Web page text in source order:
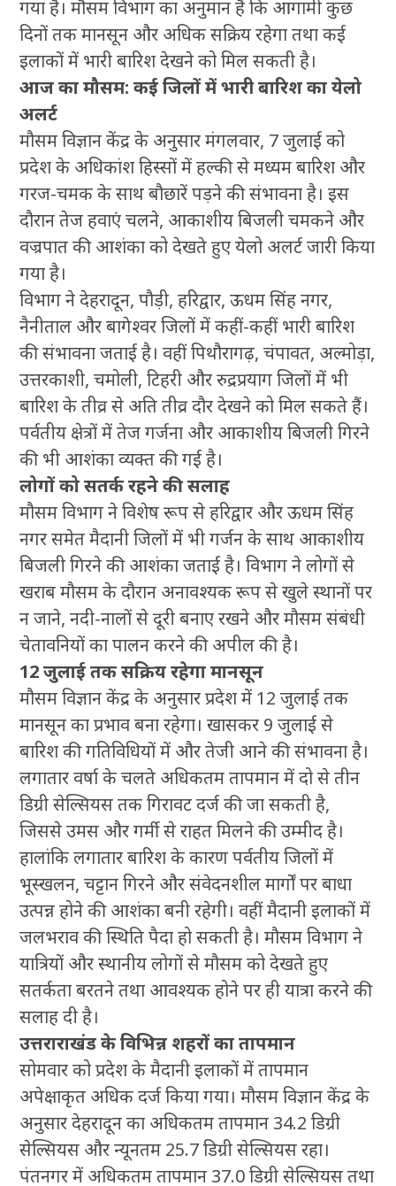
गया है। मौसम विभाग का अनुमान है कि आगामी कुछ
दिनों तक मानसून और अधिक सक्रिय रहेगा तथा कई
इलाकों में भारी बारिश देखने को मिल सकती है।
आज का मौसम: कई जिलों में भारी बारिश का येलो
अलर्ट
मौसम विज्ञान केंद्र के अनुसार मंगलवार, 7 जुलाई को
प्रदेश के अधिकांश हिस्सों में हल्की से मध्यम बारिश और
गरज-चमक के साथ बौछारें पड़ने की संभावना है। इस
दौरान तेज हवाएं चलने, आकाशीय बिजली चमकने और
वज्रपात की आशंका को देखते हुए येलो अलर्ट जारी किया
गया है।
विभाग ने देहरादून, पौड़ी, हरिद्वार, ऊधम सिंह नगर,
नैनीताल और बागेश्वर जिलों में कहीं-कहीं भारी बारिश
की संभावना जताई है। वहीं पिथौरागढ़, चंपावत, अल्मोड़ा,
उत्तरकाशी, चमोली, टिहरी और रुद्रप्रयाग जिलों में भी
बारिश के तीव्र से अति तीव्र दौर देखने को मिल सकते हैं।
पर्वतीय क्षेत्रों में तेज गर्जना और आकाशीय बिजली गिरने
की भी आशंका व्यक्त की गई है।
लोगों को सतर्क रहने की सलाह
मौसम विभाग ने विशेष रूप से हरिद्वार और ऊधम सिंह
नगर समेत मैदानी जिलों में भी गर्जन के साथ आकाशीय
बिजली गिरने की आशंका जताई है। विभाग ने लोगों से
खराब मौसम के दौरान अनावश्यक रूप से खुले स्थानों पर
न जाने, नदी-नालों से दूरी बनाए रखने और मौसम संबंधी
चेतावनियों का पालन करने की अपील की है।
12 जुलाई तक सक्रिय रहेगा मानसून
मौसम विज्ञान केंद्र के अनुसार प्रदेश में 12 जुलाई तक
मानसून का प्रभाव बना रहेगा। खासकर 9 जुलाई से
बारिश की गतिविधियों में और तेजी आने की संभावना है।
लगातार वर्षा के चलते अधिकतम तापमान में दो से तीन
डिग्री सेल्सियस तक गिरावट दर्ज की जा सकती है,
जिससे उमस और गर्मी से राहत मिलने की उम्मीद है।
हालांकि लगातार बारिश के कारण पर्वतीय जिलों में
भूस्खलन, चट्टान गिरने और संवेदनशील मार्गों पर बाधा
उत्पन्न होने की आशंका बनी रहेगी। वहीं मैदानी इलाकों में
जलभराव की स्थिति पैदा हो सकती है। मौसम विभाग ने
यात्रियों और स्थानीय लोगों से मौसम को देखते हुए
सतर्कता बरतने तथा आवश्यक होने पर ही यात्रा करने की
सलाह दी है।
उत्तराराखंड के विभिन्न शहरों का तापमान
सोमवार को प्रदेश के मैदानी इलाकों में तापमान
अपेक्षाकृत अधिक दर्ज किया गया। मौसम विज्ञान केंद्र के
अनुसार देहरादून का अधिकतम तापमान 34.2 डिग्री
सेल्सियस और न्यूनतम 25.7 डिग्री सेल्सियस रहा।
पंतनगर में अधिकतम तापमान 37.0 डिग्री सेल्सियस तथा